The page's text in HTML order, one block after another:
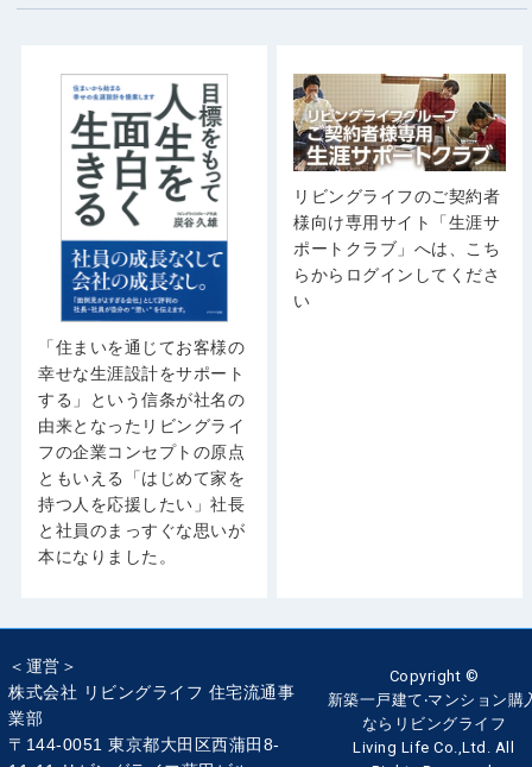
「住まいを通じてお客様の
幸せな生涯設計をサポート
する」という信条が社名の
由来となったリビングライ
フの企業コンセプトの原点
ともいえる「はじめて家を
持つ人を応援したい」社長
と社員のまっすぐな思いが
本になりました。
リビングライフのご契約者
様向け専用サイト「生涯サ
ポートクラブ」へは、こち
らからログインしてくださ
い
＜運営＞
株式会社 リビングライフ 住宅流通事
業部
〒144-0051 東京都大田区西蒲田8-
Copyright ©
新築一戸建て‧マンション購
ならリビングライフ
Living Life Co.,Ltd. All